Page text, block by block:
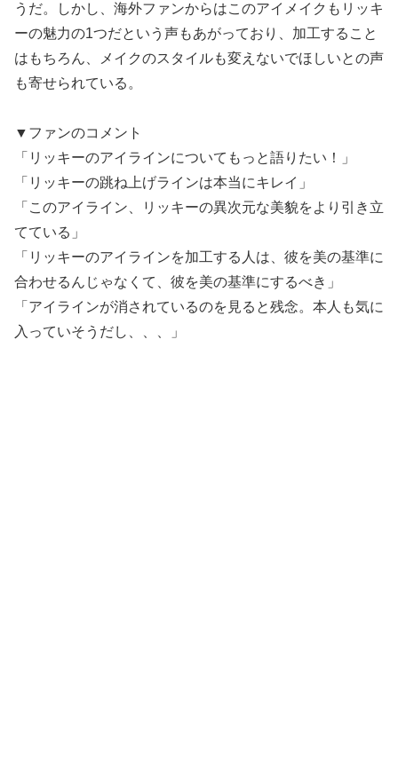
うだ。しかし、海外ファンからはこのアイメイクもリッキ
ーの魅力の1つだという声もあがっており、加工すること
はもちろん、メイクのスタイルも変えないでほしいとの声
も寄せられている。
▼ファンのコメント
「リッキーのアイラインについてもっと語りたい！」
「リッキーの跳ね上げラインは本当にキレイ」
「このアイライン、リッキーの異次元な美貌をより引き立
てている」
「リッキーのアイラインを加工する人は、彼を美の基準に
合わせるんじゃなくて、彼を美の基準にするべき」
「アイラインが消されているのを見ると残念。本人も気に
入っていそうだし、、、」